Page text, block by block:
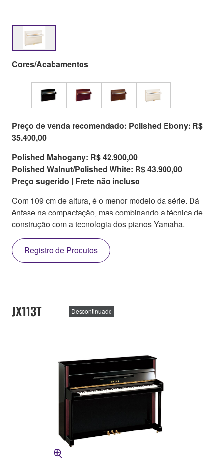
Cores/Acabamentos
Preço de venda recomendado: Polished Ebony: R$
35.400,00
Polished Mahogany: R$ 42.900,00
Polished Walnut/Polished White: R$ 43.900,00
Preço sugerido | Frete não incluso
Com 109 cm de altura, é o menor modelo da série. Dá
ênfase na compactação, mas combinando a técnica de
construção com a tecnologia dos pianos Yamaha.
Registro de Produtos
JX113T Descontinuado